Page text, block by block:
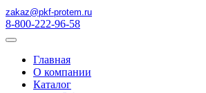
zakaz@pkf-protem.ru
8-800-222-96-58
Главная
О компании
Каталог